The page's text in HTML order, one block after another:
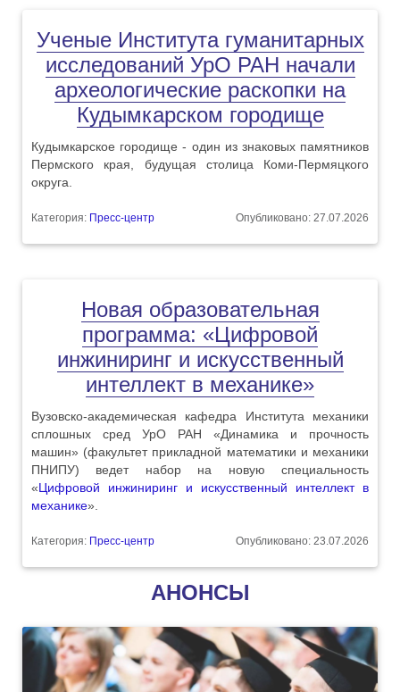
Ученые Института гуманитарных
исследований УрО РАН начали
археологические раскопки на
Кудымкарском городище
Кудымкарское городище - один из знаковых памятников
Пермского края, будущая столица Коми-Пермяцкого
округа.
Категория: Пресс-центр Опубликовано: 27.07.2026
Новая образовательная
программа: «Цифровой
инжиниринг и искусственный
интеллект в механике»
Вузовско-академическая кафедра Института механики
сплошных сред УрО РАН «Динамика и прочность
машин» (факультет прикладной математики и механики
ПНИПУ) ведет набор на новую специальность
« Цифровой инжиниринг и искусственный интеллект в
механике».
Категория: Пресс-центр Опубликовано: 23.07.2026
АНОНСЫ